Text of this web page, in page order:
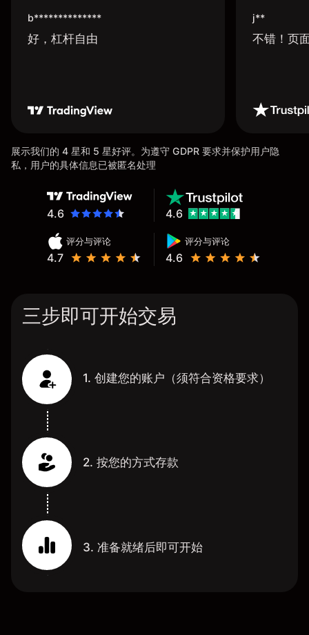
b**************
好，杠杆自由
j**
不错！页
展示我们的 4 星和 5 星好评。为遵守 GDPR 要求并保护用户隐
私，用户的具体信息已被匿名处理
4.6
评分与评论
4.7
评分与评论
4.6
4.6
三步即可开始交易
1. 创建您的账户（须符合资格要求）
2. 按您的方式存款
3. 准备就绪后即可开始